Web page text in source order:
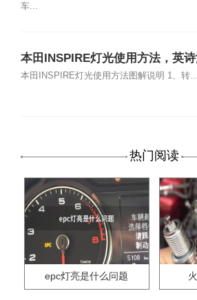
车...
本田INSPIRE灯光使用方法，英
灯光开关图解说明
本田INSPIRE灯光使用方法图解说明 1、转...
热门阅读
epc灯亮是什么问题